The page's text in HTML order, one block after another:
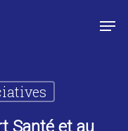
Santé et au